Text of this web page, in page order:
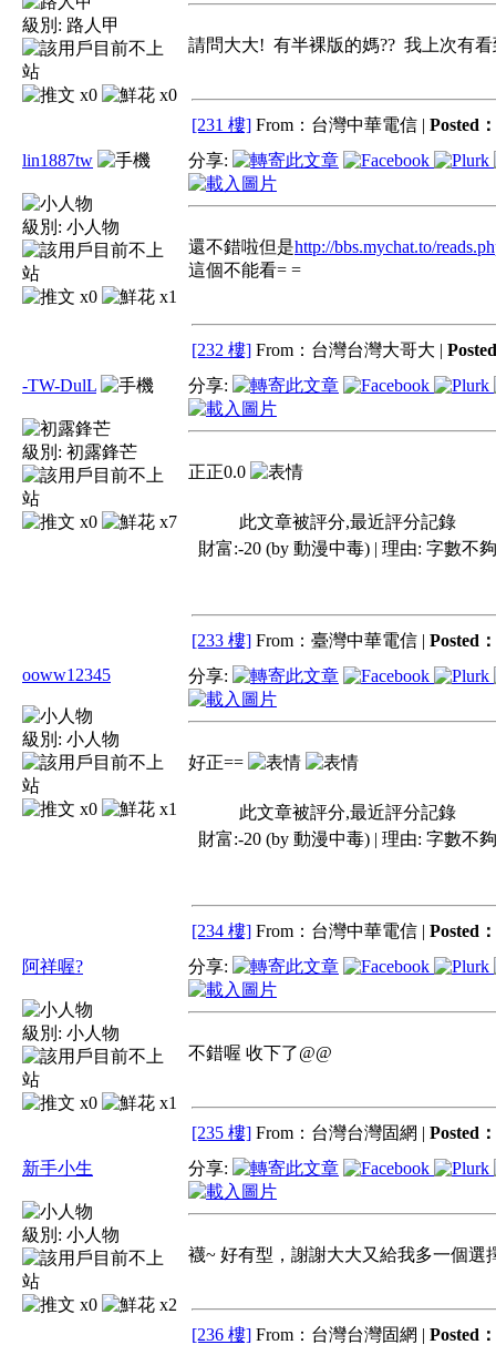
級別: 路人甲
x0 x0
請問大大! 有半裸版的媽?? 我上次有
[231 樓] From：台灣中華電信 | Posted：
lin1887tw
級別: 小人物
x0 x1
分享:
還不錯啦但是http://bbs.mychat.to/
這個不能看= =
[232 樓] From：台灣台灣大哥大 |
-TW-DulL
級別: 初露鋒芒
x0 x7
分享:
正正0.0
此文章被評分,最近評分記錄
財富:-20 (by 動漫中毒) | 理由: 字數不夠
[233 樓] From：臺灣中華電信 | Posted：
ooww12345
級別: 小人物
x0 x1
分享:
好正==
此文章被評分,最近評分記錄
財富:-20 (by 動漫中毒) | 理由: 字數不夠
[234 樓] From：台灣中華電信 | Posted：
阿祥喔?
級別: 小人物
x0 x1
分享:
不錯喔 收下了@@
[235 樓] From：台灣台灣固網 | Posted：
新手小生
級別: 小人物
x0 x2
分享:
襪~ 好有型，謝謝大大又給我多一個選
[236 樓] From：台灣台灣固網 | Posted：